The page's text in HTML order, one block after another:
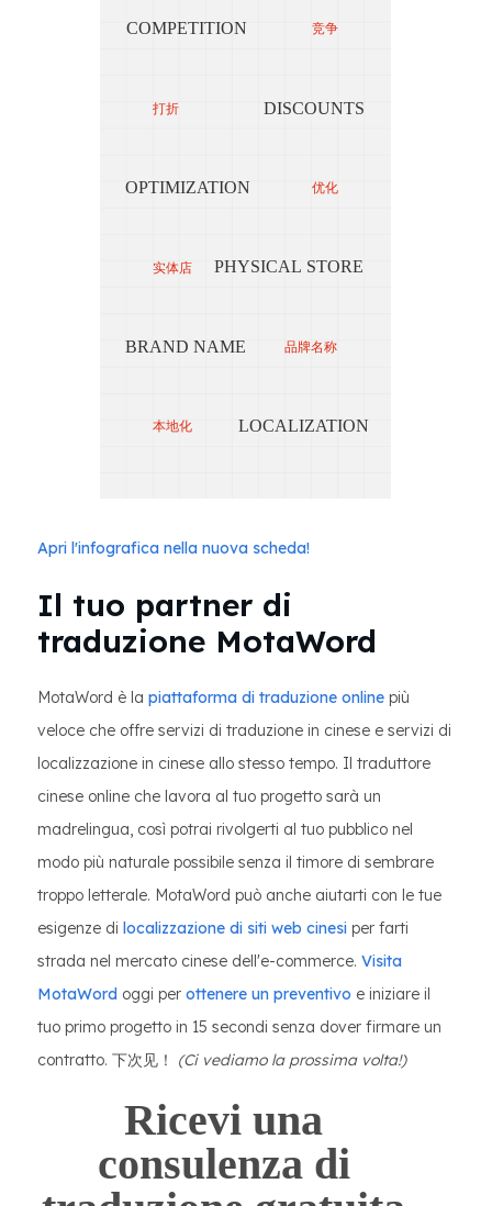
COMPETITION
DISCOUNTS
OPTIMIZATION
PHYSICAL STORE
BRAND NAME
LOCALIZATION
竞争
打折
优化
实体店
品牌名称
本地化
Apri l'infografica nella nuova scheda!
Il tuo partner di
traduzione MotaWord
MotaWord è la piattaforma di traduzione online più
veloce che offre servizi di traduzione in cinese e servizi di
localizzazione in cinese allo stesso tempo. Il traduttore
cinese online che lavora al tuo progetto sarà un
madrelingua, così potrai rivolgerti al tuo pubblico nel
modo più naturale possibile senza il timore di sembrare
troppo letterale. MotaWord può anche aiutarti con le tue
esigenze di localizzazione di siti web cinesi per farti
strada nel mercato cinese dell'e-commerce. Visita
MotaWord oggi per ottenere un preventivo e iniziare il
tuo primo progetto in 15 secondi senza dover firmare un
contratto. 下次见！
(Ci vediamo la prossima volta!)
Ricevi una
consulenza di